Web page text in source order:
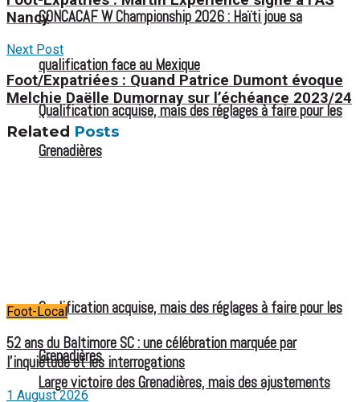
CONCACAF W Championship 2026 : Haïti joue sa
qualification face au Mexique
Qualification acquise, mais des réglages à faire pour les
Grenadières
Qualification acquise, mais des réglages à faire pour les
Grenadières
Large victoire des Grenadières, mais des ajustements
Nancy
Next Post
Foot/Expatriées : Quand Patrice Dumont évoque
Melchie Daëlle Dumornay sur l’échéance 2023/24
Related Posts
Foot-Local
52 ans du Baltimore SC : une célébration marquée par
l’inquiétude et les interrogations
1 August 2026